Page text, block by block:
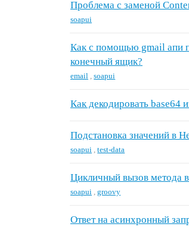
Проблема с заменой
soapui
Как с помощью gmail апи
конечный ящик?
email ,soapui
Как декодировать base64
Подстановка значений в
soapui ,test-data
Цикличный вызов метода
soapui ,groovy
Ответ на асинхронный